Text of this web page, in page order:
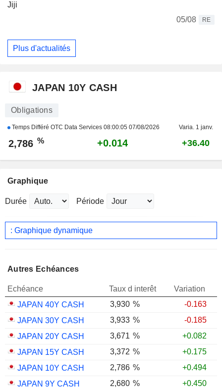
Jiji
05/08
RE
Plus d'actualités
JAPAN 10Y CASH
Obligations
Temps Différé OTC Data Services 08:00:05 07/08/2026 Varia. 1 janv.
2,786 % +0.014 +36.40
Graphique
Durée Période
: Graphique dynamique
Autres Echéances
Echéance Taux d interêt
Variation
JAPAN 40Y CASH
3,930 %
-0.163
JAPAN 30Y CASH
3,933 %
-0.185
JAPAN 20Y CASH
3,671 %
+0.082
JAPAN 15Y CASH
3,372 %
+0.175
JAPAN 10Y CASH
2,786 %
+0.494
JAPAN 9Y CASH
2,680 % +0.450